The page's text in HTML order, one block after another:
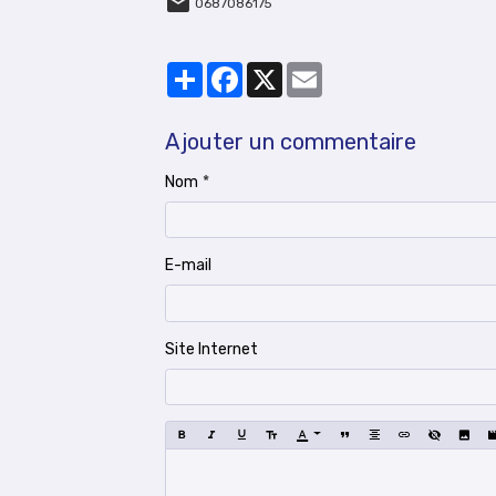
PartagerFacebook
X
Ajouter un commentaire
Nom
E-mail
Site Internet